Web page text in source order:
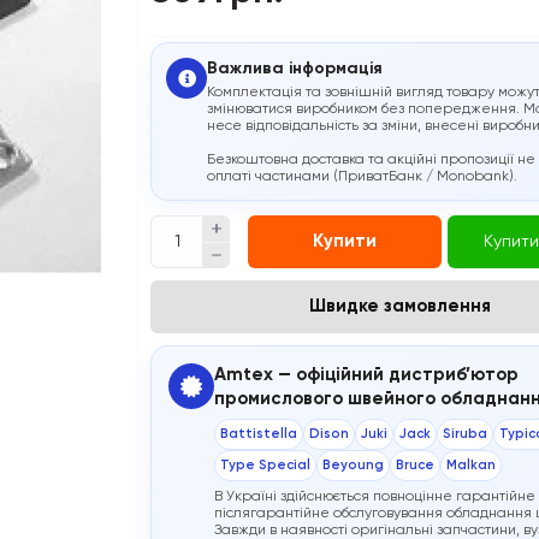
Важлива інформація
Комплектація та зовнішній вигляд товару
змінюватися виробником без попередження.
несе відповідальність за зміни, внесені
Безкоштовна доставка та акційні пропозиції
оплаті частинами (ПриватБанк / Monobank).
Купити
Швидке замовлення
Amtex — офіційний дистриб’ютор
промислового швейного
Battistella Dison Juki Jack Siruba
Type Special Beyoung Bruce Malkan
В Україні здійснюється повноцінне гарантійне
післягарантійне обслуговування обладнання
Завжди в наявності оригінальні запчастини,